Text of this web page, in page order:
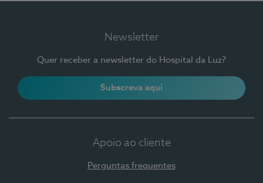
Newsletter
Quer receber a newsletter do Hospital da Luz?
Subscreva aqui
Apoio ao cliente
Perguntas frequentes